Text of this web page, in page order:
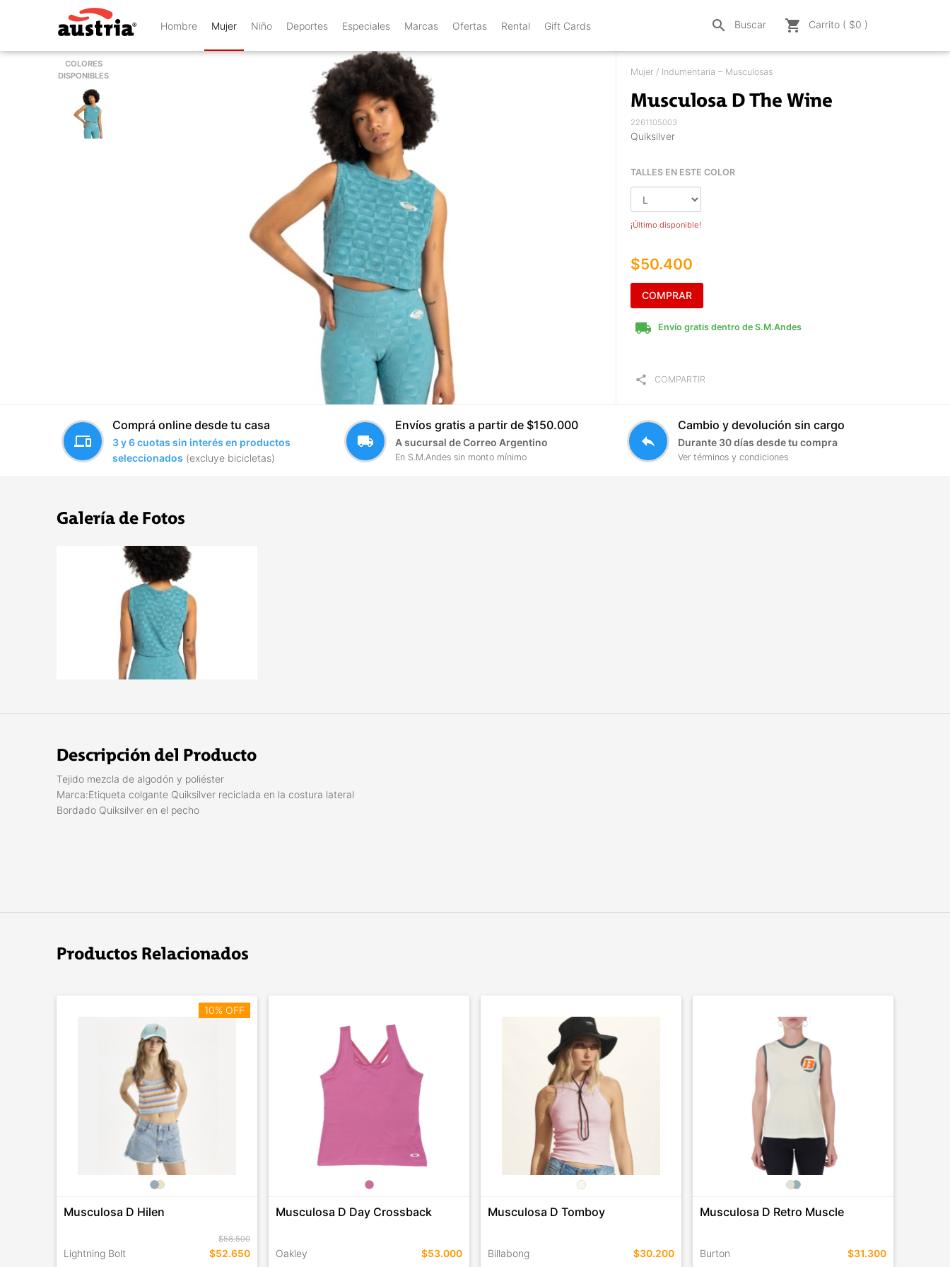
Hombre Mujer Niño Deportes Especiales Marcas Ofertas Rental Gift Cards search Buscar shopping_cart Carrito ( $0 )
COLORES
DISPONIBLES
Mujer / Indumentaria – Musculosas
Musculosa D The Wine
2261105003
Quiksilver
TALLES EN ESTE COLOR
¡Último disponible!
$50.400
COMPRAR
local_shipping Envío gratis dentro de S.M.Andes
share COMPARTIR
devices
Comprá online desde tu casa
3 y 6 cuotas sin interés en productos
seleccionados (excluye bicicletas)
local_shipping
Envíos gratis a partir de $150.000
A sucursal de Correo Argentino
En S.M.Andes sin monto mínimo
reply
Cambio y devolución sin cargo
Durante 30 días desde tu compra
Ver términos y condiciones
Galería de Fotos
Descripción del Producto
Tejido mezcla de algodón y poliéster
Marca:Etiqueta colgante Quiksilver reciclada en la costura lateral
Bordado Quiksilver en el pecho
Productos Relacionados
10% OFF
Musculosa D Hilen
Lightning Bolt $52.650
$58.500
Musculosa D Day Crossback
Oakley $53.000
Musculosa D Tomboy
Billabong $30.200
Musculosa D Retro Muscle
Burton $31.300